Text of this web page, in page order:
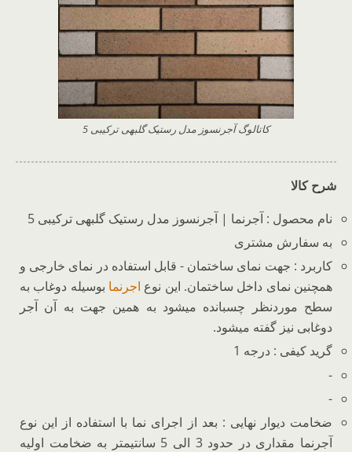
کاتالوگ آجرنسوز مدل رستیک گلبهی ترکیبی 5
شرح کالا
نام محصول : آجرنما | آجرنسوز مدل رستیک گلبهی ترکیبی 5
به سفارش مشتری
کاربرد : جهت نمای ساختمان - قابل استفاده در نمای خارجی و
همچنین نمای داخل ساختمان. این نوع اجرنما بوسیله دوغاب به
سطح موردنظر چسبانده میشود به همین جهت به آن آجر
دوغابی نیز گفته میشود.
گرید کیفی : درجه 1
-
-
ضخامت دیوار نهایی : بعد از اجرای نما با استفاده از این نوع
آجرنما مقداری در حدود 3 الی 5 سانتیمتر به ضخامت اولیه